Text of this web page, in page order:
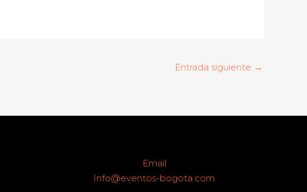
Entrada siguiente →
Email
Info@eventos-bogota.com